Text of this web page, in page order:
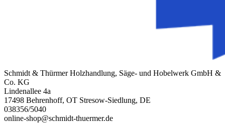
Schmidt & Thürmer Holzhandlung, Säge- und Hobelwerk GmbH &
Co. KG
Lindenallee 4a
17498 Behrenhoff, OT Stresow-Siedlung, DE
038356/5040
online-shop@schmidt-thuermer.de